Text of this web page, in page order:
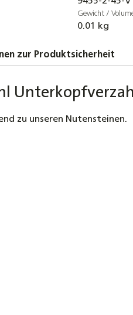
Gewicht /
0.01 kg
zur Produktsicherheit
zu unseren Nutensteinen.